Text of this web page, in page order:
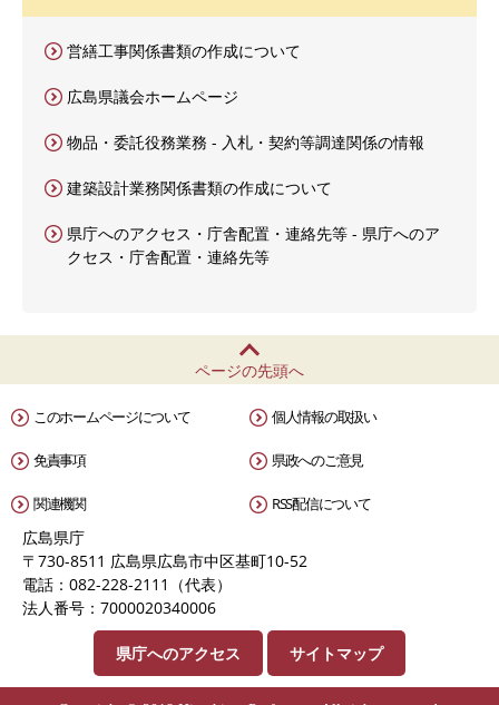
営繕工事関係書類の作成について
広島県議会ホームページ
物品・委託役務業務 - 入札・契約等調達関係の情報
建築設計業務関係書類の作成について
県庁へのアクセス・庁舎配置・連絡先等 - 県庁へのア
クセス・庁舎配置・連絡先等
ページの先頭へ
このホームページについて 個人情報の取扱い
免責事項 県政へのご意見
関連機関 RSS配信について
広島県庁
〒730-8511 広島県広島市中区基町10-52
電話：082-228-2111（代表）
法人番号：7000020340006
県庁へのアクセス サイトマップ